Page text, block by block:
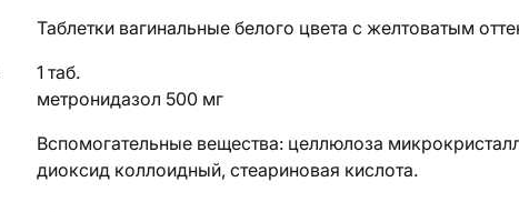
Таблетки вагинальные белого цвета с желтоватым
1 таб.
метронидазол 500 мг
Вспомогательные вещества: целлюлоза
диоксид коллоидный, стеариновая кислота.